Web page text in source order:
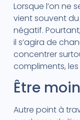
Lorsque l’on ne
vient souvent
négatif.
il s’agira de
concentrer
compliments, les
Être
Autre point à